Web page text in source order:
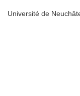
Université de